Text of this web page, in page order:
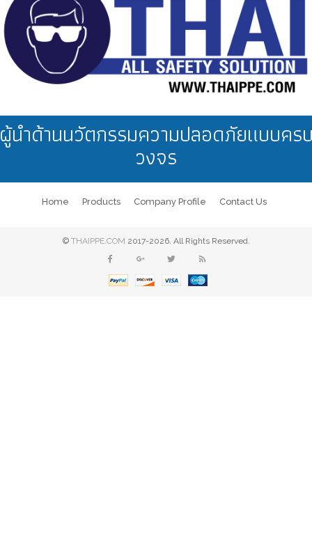
นำด้านนวัตกรรมความปลอดภัยแบบคร
วงจร
Home Products Company Profile Contact Us
© THAIPPE.COM 2017-2026. All Rights Reserved.